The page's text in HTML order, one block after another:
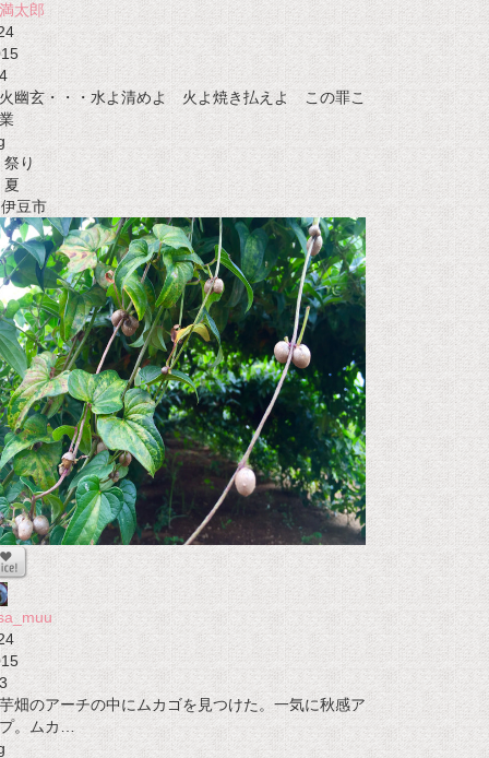
太郎
4
幽玄・・・水よ清めよ 火よ焼き払えよ この罪こ
祭り
夏
豆市
3
畑のアーチの中にムカゴを見つけた。一気に秋感ア
。ムカ…